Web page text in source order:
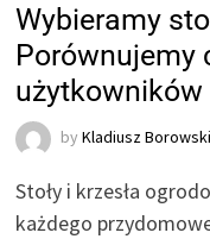
Wybieramy
Porównujemy
użytkowników
byKladiusz Borowski
Stoły i krzesła
każdego